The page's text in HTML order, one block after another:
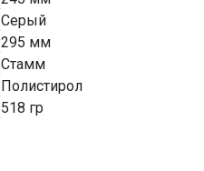
Серый
295 мм
Стамм
Полистирол
518 гр